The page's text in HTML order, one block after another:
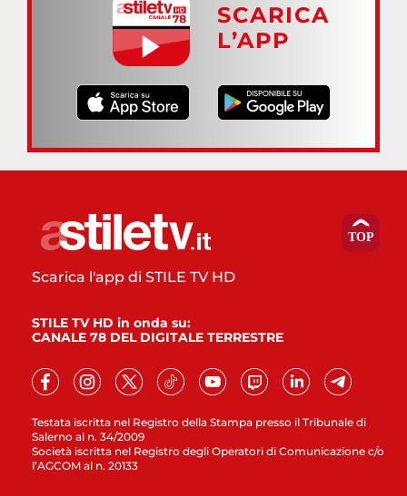
SCARICA
L’APP
Testata iscritta nel Registro della Stampa presso il Tribunale di
Salerno al n. 34/2009
Società iscritta nel Registro degli Operatori di Comunicazione c/o
l’AGCOM al n. 20133
Scarica l'app di STILE TV HD
STILE TV HD in onda su:
CANALE 78 DEL DIGITALE TERRESTRE